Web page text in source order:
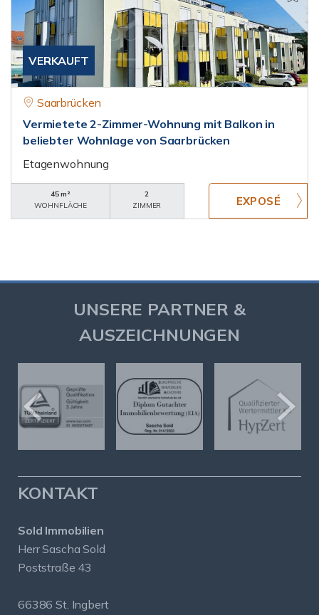
VERKAUFT
Saarbrücken
Vermietete 2-Zimmer-Wohnung mit Balkon in
beliebter Wohnlage von Saarbrücken
Etagenwohnung
45 m²
WOHNFLÄCHE
2
ZIMMER
UNSERE PARTNER &
AUSZEICHNUNGEN
KONTAKT
Sold Immobilien
Herr Sascha Sold
Poststraße 43
66386 St. Ingbert